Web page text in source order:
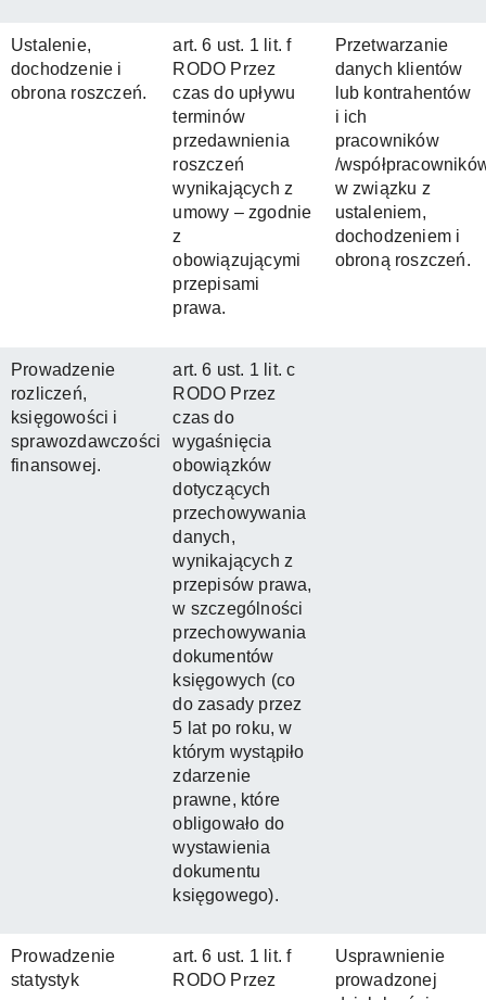
Ustalenie,
dochodzenie i
obrona roszczeń.
art. 6 ust. 1 lit. f
RODO Przez
czas do upływu
terminów
przedawnienia
roszczeń
wynikających z
umowy – zgodnie
z
obowiązującymi
przepisami
prawa.
Przetwarzanie
danych klientów
lub kontrahentów
i ich
pracowników
/
w związku z
ustaleniem,
dochodzeniem i
obroną roszczeń.
Prowadzenie
rozliczeń,
księgowości i
sprawozdawczości
finansowej.
art. 6 ust. 1 lit. c
RODO Przez
czas do
wygaśnięcia
obowiązków
dotyczących
przechowywania
danych,
wynikających z
przepisów prawa,
w szczególności
przechowywania
dokumentów
księgowych (co
do zasady przez
5 lat po roku, w
którym wystąpiło
zdarzenie
prawne, które
obligowało do
wystawienia
dokumentu
księgowego).
Prowadzenie
statystyk
art. 6 ust. 1 lit. f
RODO Przez
Usprawnienie
prowadzonej